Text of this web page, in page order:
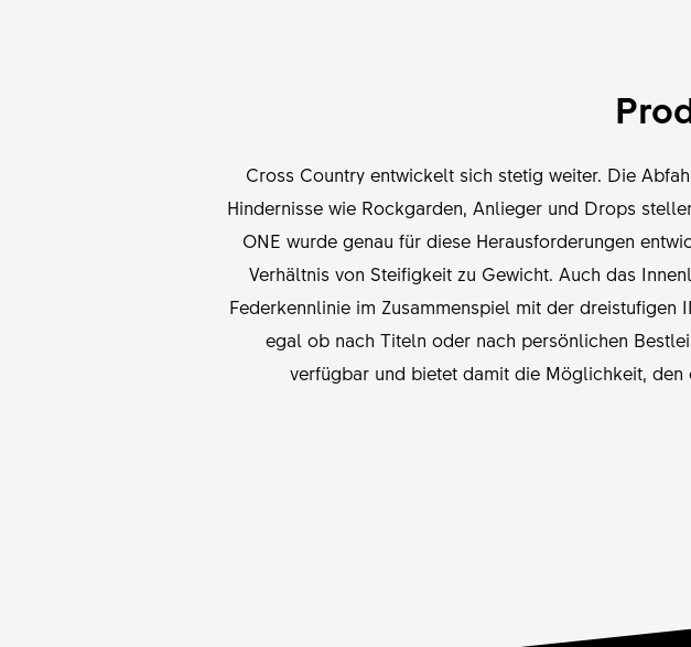
Cross Country entwickelt sich stetig weiter. Die
Hindernisse wie Rockgarden, Anlieger und Drops
ONE wurde genau für diese Herausforderungen
Verhältnis von Steifigkeit zu Gewicht. Auch das
Federkennlinie im Zusammenspiel mit der
egal ob nach Titeln oder nach persönlichen
verfügbar und bietet damit die Möglichkeit,